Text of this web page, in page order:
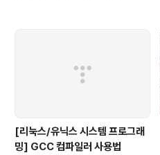
[리눅스/유닉스 시스템 프로그래
밍] GCC 컴파일러 사용법